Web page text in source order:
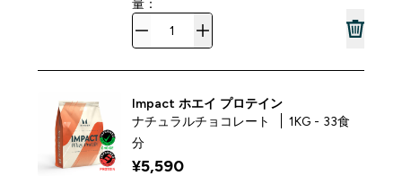
量：
Impact ホエイ プロテイン
ナチュラルチョコレート
1KG - 33食
分
¥5,590‎